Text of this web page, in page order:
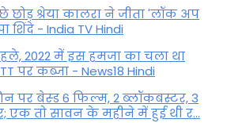
छोड़ श्रेया कालरा ने जीता 'लॉक अप
शिंदे - India TV Hindi
2022 में इस हमजा का चला था
पर कब्जा - News18 Hindi
पर बेस्ड 6 फिल्म, 2 ब्लॉकबस्टर, 3
एक तो सावन के महीने में हुई थी र...